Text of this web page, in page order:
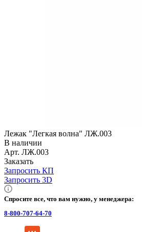
Лежак "Легкая волна" ЛЖ.003
В наличии
Арт. ЛЖ.003
Заказать
Запросить КП
Запросить 3D
Спросите все, что вам нужно, у менеджера:
8-800-707-64-70